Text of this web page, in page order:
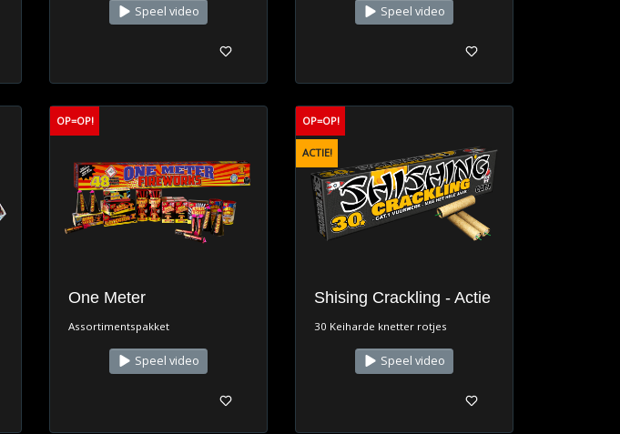
Speel video Speel video
OP=OP!
One Meter
Assortimentspakket
Speel video
OP=OP!
ACTIE!
Shising Crackling - Actie
30 Keiharde knetter rotjes
Speel video